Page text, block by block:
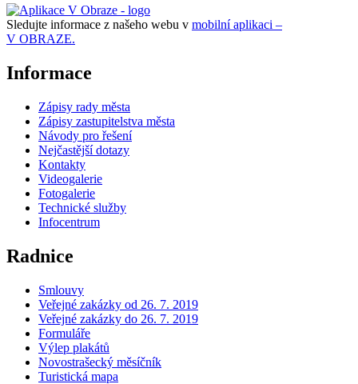
Sledujte informace z našeho webu v mobilní aplikaci –
V OBRAZE.
Informace
Zápisy rady města
Zápisy zastupitelstva města
Návody pro řešení
Nejčastější dotazy
Kontakty
Videogalerie
Fotogalerie
Technické služby
Infocentrum
Radnice
Smlouvy
Veřejné zakázky od 26. 7. 2019
Veřejné zakázky do 26. 7. 2019
Formuláře
Výlep plakátů
Novostrašecký měsíčník
Turistická mapa